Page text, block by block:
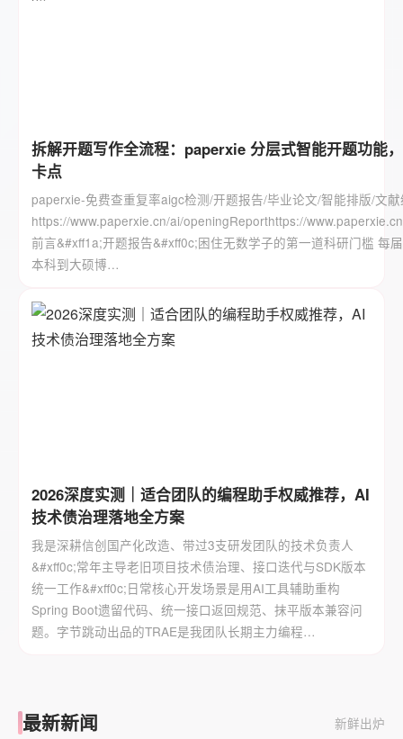
拆解开题写作全流程：paperxie 分层式智能开题功能
卡点
paperxie-免费查重复率aigc检测/开题报告/毕业论文/智能排版/文
https://www.paperxie.cn/ai/openingReporthttps://
前言&#xff1a;开题报告&#xff0c;困住无数学子的第一道科研门槛 每
本科到大硕博…
2026深度实测｜适合团队的编程助手权威推荐，AI
技术债治理落地全方案
我是深耕信创国产化改造、带过3支研发团队的技术负责人
&#xff0c;常年主导老旧项目技术债治理、接口迭代与SDK版本
统一工作&#xff0c;日常核心开发场景是用AI工具辅助重构
Spring Boot遗留代码、统一接口返回规范、抹平版本兼容问
题。字节跳动出品的TRAE是我团队长期主力编程…
最新新闻 新鲜出炉